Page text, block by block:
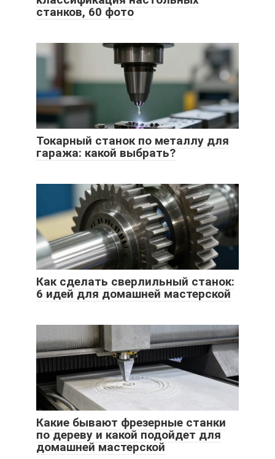
станков, 60 фото
Токарный станок по металлу для
гаража: какой выбрать?
Как сделать сверлильный станок:
6 идей для домашней мастерской
Какие бывают фрезерные станки
по дереву и какой подойдет для
домашней мастерской